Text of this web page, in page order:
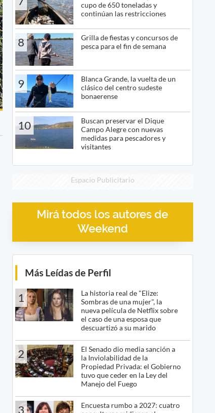
cupo de 650 toneladas y
continúan las restricciones
8
Grilla de fiestas y concursos de
pesca para el fin de semana
9
Blanca Grande, la vuelta de un
clásico del centro sudeste
bonaerense
10
Buscan preservar el Dique
Campo Alegre con nuevas
medidas para pescadores y
visitantes
Espacio Publicitario
Mirá todos los autores de
Weekend
Más Leídas de Perfil
1
La historia real de "Elize:
Sombras de una mujer", la
nueva película de Netflix sobre
el caso de una esposa que
descuartizó a su marido
2
El Senado dio media sanción a
la Inviolabilidad de la
Propiedad Privada: el Gobierno
tuvo que ceder en la Ley del
Manejo del Fuego
3
Encuesta rumbo a 2027: cuatro